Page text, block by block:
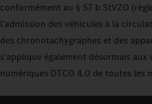
conformément au § 57 b StVZO
l’admission des véhicules à la
des chronotachygraphes et des
s’applique également désormais
numériques DTCO 4.0 de toutes les